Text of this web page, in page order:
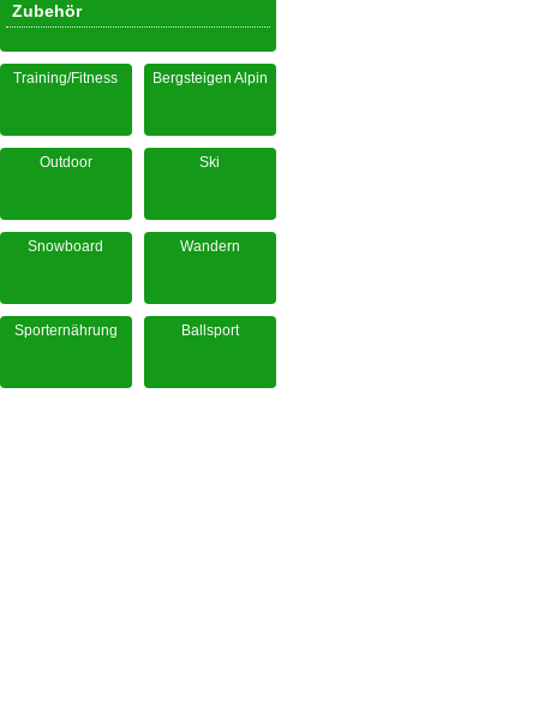
Zubehör
Training/Fitness Bergsteigen Alpin
Outdoor Ski
Snowboard Wandern
Sporternährung Ballsport